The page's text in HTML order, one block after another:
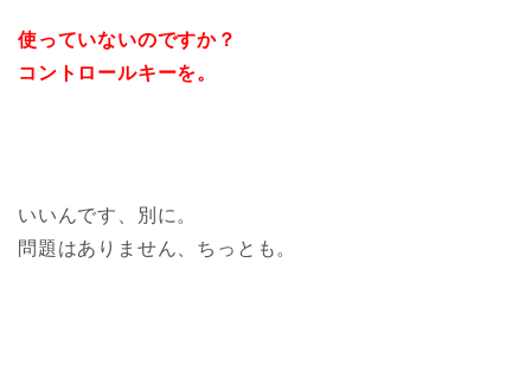
使っていないのですか？
コントロールキーを。
いいんです、別に。
問題はありません、ちっとも。